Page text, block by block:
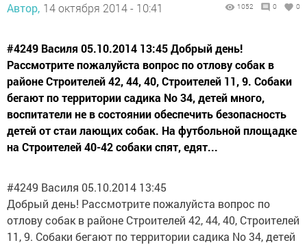
Автор, 14 октября 2014 - 10:41 1052 0 0
#4249 Василя 05.10.2014 13:45 Добрый день!
Рассмотрите пожалуйста вопрос по отлову собак в
районе Строителей 42, 44, 40, Строителей 11, 9. Собаки
бегают по территории садика No 34, детей много,
воспитатели не в состоянии обеспечить безопасность
детей от стаи лающих собак. На футбольной площадке
на Строителей 40-42 собаки спят, едят...
#4249 Василя 05.10.2014 13:45
Добрый день! Рассмотрите пожалуйста вопрос по
отлову собак в районе Строителей 42, 44, 40, Строителей
11, 9. Собаки бегают по территории садика No 34, детей